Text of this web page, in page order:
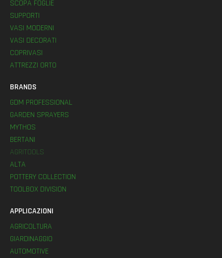
SCOPA FOGLIE
SUPPORTI
VASI MODERNI
VASI DECORATI
COPRIVASI
ATTREZZI ORTO
BRANDS
GDM PROFESSIONAL
GARDEN SPRAYERS
MYTHOS
BERTANI
AGRITOOLS
ALTA
POTTERY COLLECTION
TOOLBOX DIVISION
APPLICAZIONI
AGRICOLTURA
GIARDINAGGIO
AUTOMOTIVE